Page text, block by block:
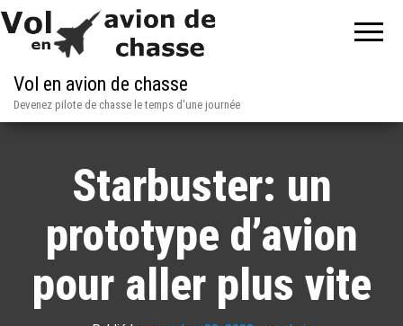
Vol en avion de chasse
Devenez pilote de chasse le temps d'une journée
Starbuster: un
prototype d’avion
pour aller plus vite